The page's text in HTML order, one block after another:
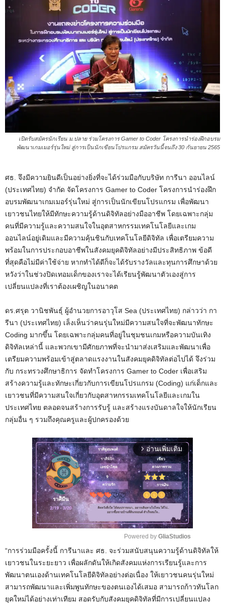
เปิดรับสมัครนักเรียน ม.ปลาย ร่วมโครงการ Gamer to Coder โครงการนำร่องฝึกอบรม
พัฒนาเกมเมอร์รุ่นใหม่ สู่การเป็นนักเขียนโปรแกรม สมัครวันนี้จนถึง 30 กันยายน 2565
ศธ. จึงมีความยินดีเป็นอย่างยิ่งที่จะได้ร่วมมือกับบริษัท การีนา ออนไลน์
(ประเทศไทย) จำกัด จัดโครงการ Gamer to Coder โครงการนำร่องฝึก
อบรมพัฒนาเกมเมอร์รุ่นใหม่ สู่การเป็นนักเขียนโปรแกรม เพื่อพัฒนา
เยาวชนไทยให้มีทักษะความรู้ด้านดิจิทัลอย่างมืออาชีพ โดยเฉพาะกลุ่ม
คนที่มีความรู้และความสนใจในอุตสาหกรรมเทคโนโลยีและเกม
ออนไลน์อยู่เดิมและมีความคุ้นชินกับเทคโนโลยีดิจิทัล เพื่อเตรียมความ
พร้อมในการประกอบอาชีพในสังคมยุคดิจิทัลอย่างมีประสิทธิภาพ ข้อดี
ที่สุดคือไม่มีค่าใช้จ่าย หากทำได้ดีก็จะได้รับรางวัลและทุนการศึกษาด้วย
หวังว่าในช่วงปิดเทอมเด็กของเราจะได้เรียนรู้พัฒนาตัวเองสู่การ
เปลี่ยนแปลงที่เราต้องเผชิญในอนาคต
ดร.ศรุต วานิชพันธุ์ ผู้อำนวยการอาวุโส Sea (ประเทศไทย) กล่าวว่า กา
รีนา (ประเทศไทย) เล็งเห็นว่าคนรุ่นใหม่มีความสนใจที่จะพัฒนาทักษะ
Coding มากขึ้น โดยเฉพาะกลุ่มคนที่อยู่ในชุมชนเกมหรือความบันเทิง
ดิจิทัลเหล่านี้ และพวกเขามีศักยภาพที่จะนำมาส่งเสริมและพัฒนาเพื่อ
เตรียมความพร้อมเข้าสู่ตลาดแรงงานในสังคมยุคดิจิทัลต่อไปได้ จึงร่วม
กับ กระทรวงศึกษาธิการ จัดทำโครงการ Gamer to Coder เพื่อเสริม
สร้างความรู้และทักษะเกี่ยวกับการเขียนโปรแกรม (Coding) แก่เด็กและ
เยาวชนที่มีความสนใจเกี่ยวกับอุตสาหกรรมเทคโนโลยีและเกมใน
ประเทศไทย ตลอดจนสร้างการรับรู้ และสร้างแรงบันดาลใจให้นักเรียน
กลุ่มอื่น ๆ รวมถึงคุณครูและผู้ปกครองด้วย
arrow_forward_ios อ่านเพิ่มเติม
u
t
e
Powered by GliaStudios
“การร่วมมือครั้งนี้ การีนาและ ศธ. จะร่วมสนับสนุนความรู้ด้านดิจิทัลให้
เยาวชนในระยะยาว เพื่อผลักดันให้เกิดสังคมแห่งการเรียนรู้และการ
พัฒนาตนเองด้านเทคโนโลยีดิจิทัลอย่างต่อเนื่อง ให้เยาวชนคนรุ่นใหม่
สามารถพัฒนาและเพิ่มพูนทักษะของตนเองได้เสมอ สามารถก้าวทันโลก
ยุคใหม่ได้อย่างเท่าเทียม สอดรับกับสังคมยุคดิจิทัลที่มีการเปลี่ยนแปลง